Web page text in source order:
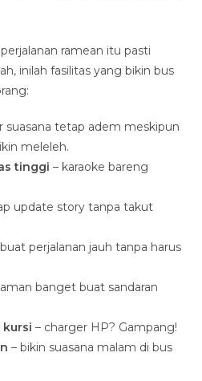
ramean itu pasti
inilah fasilitas yang bikin bus
suasana tetap adem meskipun
meleleh.
tinggi – karaoke bareng
update story tanpa takut
perjalanan jauh tanpa harus
banget buat sandaran
kursi – charger HP? Gampang!
– bikin suasana malam di bus